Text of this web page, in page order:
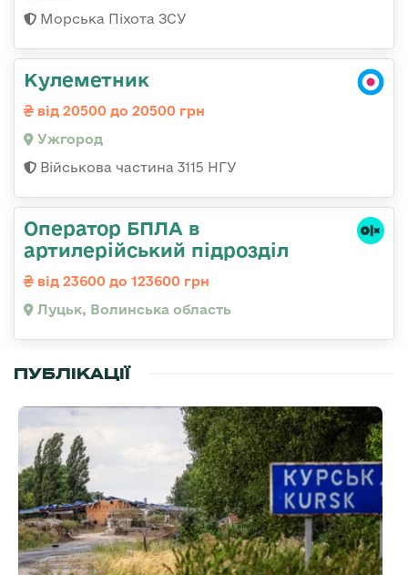
Морська Піхота ЗСУ
Кулеметник
від 20500 до 20500 грн
Ужгород
Військова частина 3115 НГУ
Оператор БПЛА в
артилерійський підрозділ
від 23600 до 123600 грн
Луцьк, Волинська область
ПУБЛІКАЦІЇ